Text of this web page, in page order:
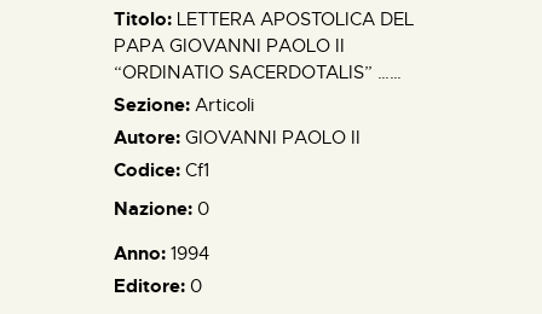
Titolo: LETTERA APOSTOLICA DEL
PAPA GIOVANNI PAOLO II
“ORDINATIO SACERDOTALIS” ……
Sezione: Articoli
Autore: GIOVANNI PAOLO II
Codice: Cf1
Nazione: 0
Anno: 1994
Editore: 0